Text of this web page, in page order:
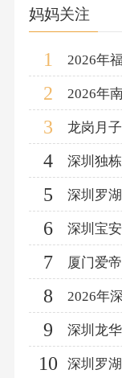
妈妈关注
1 2026年
2 2026年
3 龙岗月
4 深圳独
5 深圳罗
6 深圳宝
7 厦门爱
8 2026年
9 深圳龙
10 深圳罗